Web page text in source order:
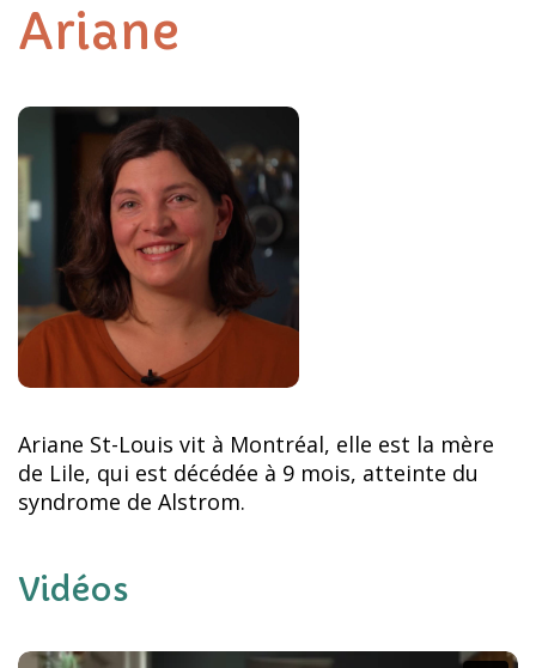
Ariane
Ariane St-Louis vit à Montréal, elle est la mère
de Lile, qui est décédée à 9 mois, atteinte du
syndrome de Alstrom.
Vidéos